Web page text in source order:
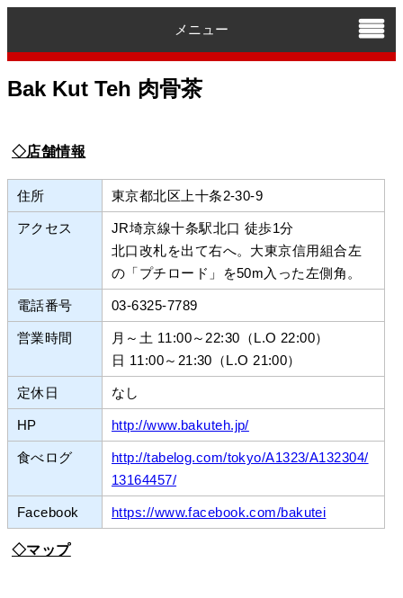
メニュー
Bak Kut Teh 肉骨茶
◇店舗情報
住所 東京都北区上十条2-30-9
アクセス
JR埼京線十条駅北口 徒歩1分
北口改札を出て右へ。大東京信用組合左
の「プチロード」を50m入った左側角。
電話番号 03-6325-7789
営業時間
月～土 11:00～22:30（L.O 22:00）
日 11:00～21:30（L.O 21:00）
定休日 なし
HP http://www.bakuteh.jp/
食べログ
http://tabelog.com/tokyo/A1323/A132304/
13164457/
Facebook https://www.facebook.com/bakutei
◇マップ